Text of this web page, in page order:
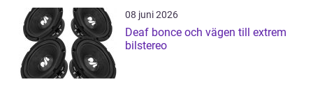
08 juni 2026
Deaf bonce och vägen till extrem
bilstereo